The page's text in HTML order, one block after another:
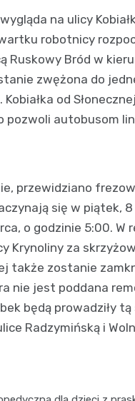
na ulicy
robotnicy
Ruskowy Bród w
zwężona do
Kobiałka od
pozwoli autobusom
przewidziano
się w piątek,
o godzinie 5:00.
Krynoliny za
także zostanie
nie jest poddana
będą prowadziły
Radzymińską i